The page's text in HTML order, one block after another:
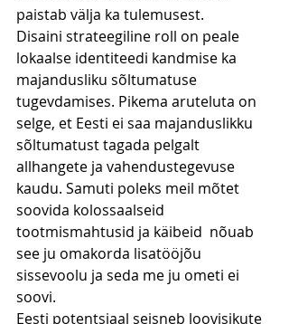
paistab välja ka tulemusest.
Disaini strateegiline roll on peale
lokaalse identiteedi kandmise ka
majandusliku sõltumatuse
tugevdamises. Pikema aruteluta on
selge, et Eesti ei saa majanduslikku
sõltumatust tagada pelgalt
allhangete ja vahendustegevuse
kaudu. Samuti poleks meil mõtet
soovida kolossaalseid
tootmismahtusid ja käibeid  nõuab
see ju omakorda lisatööjõu
sissevoolu ja seda me ju ometi ei
soovi.
Eesti potentsiaal seisneb loovisikute